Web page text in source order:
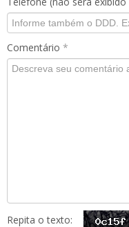
Comentário *
Repita o texto: